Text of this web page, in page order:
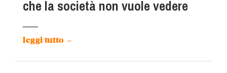
che la società non vuole vedere
leggi tutto →